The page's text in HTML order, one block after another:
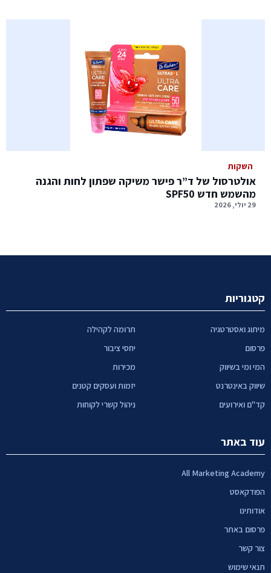
השקות
אולטרסול של ד”ר פישר משיקה שפתון לחות והגנה
מהשמש חדש SPF50
29 יולי, 2026
קטגוריות
מיתוג ואסטרטגיה
פרסום
המי ומי בשיווק
שיווק באינטרנט
קד"ם ואירועים
תרומה לקהילה
יחסי ציבור
מכירות
יזמות ועסקים קטנים
ניהול קשרי לקוחות
עוד באתר
All Marketing Academy
הפודקאסט
אודותינו
פרסום באתר
צור קשר
תנאי שימוש